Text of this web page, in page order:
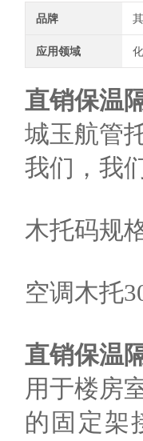
品牌
应用领域
直销保温
城玉航管
我们，我
木托码规
空调木托
直销保温
用于楼房
的固定架